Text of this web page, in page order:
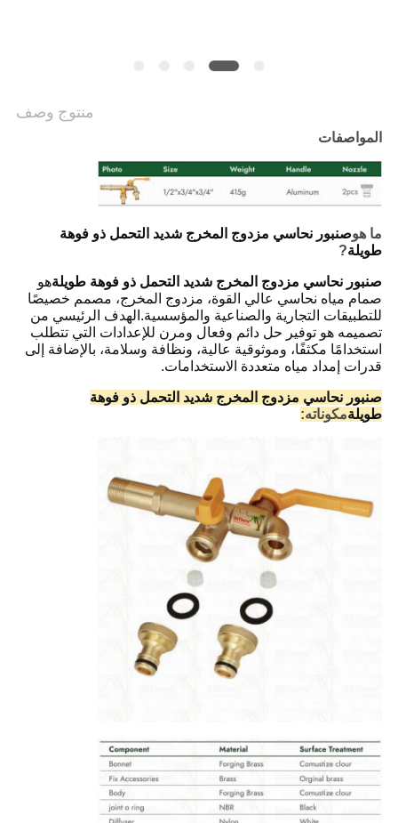
منتوج وصف
المواصفات
ما هوصنبور نحاسي مزدوج المخرج شديد التحمل ذو فوهة
طويلة?
صنبور نحاسي مزدوج المخرج شديد التحمل ذو فوهة طويلةهو
صمام مياه نحاسي عالي القوة، مزدوج المخرج، مصمم خصيصًا
للتطبيقات التجارية والصناعية والمؤسسية. الهدف الرئيسي من
تصميمه هو توفير حل دائم وفعال ومرن للإعدادات التي تتطلب
استخدامًا مكثفًا، وموثوقية عالية، ونظافة وسلامة، بالإضافة إلى
قدرات إمداد مياه متعددة الاستخدامات.
صنبور نحاسي مزدوج المخرج شديد التحمل ذو فوهة
طويلةمكوناته: